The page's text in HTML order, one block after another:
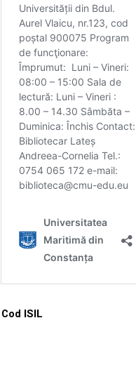
Cod ISIL